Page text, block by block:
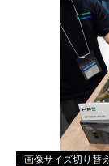
画像サイズ切り替え